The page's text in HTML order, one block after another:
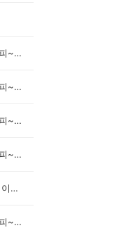
날마다.해피~~~♬♪♪
날마다.해피~~~♬♪♪
날마다.해피~~~♬♪♪
날마다.해피~~~♬♪♪
나는 나를 이길 수 있다.
날마다.해피~~~♬♪♪